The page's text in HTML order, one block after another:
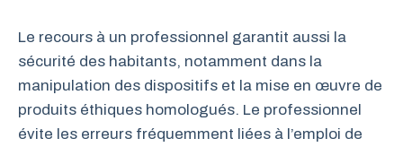
Le recours à un professionnel garantit aussi la
sécurité des habitants, notamment dans la
manipulation des dispositifs et la mise en œuvre de
produits éthiques homologués. Le professionnel
évite les erreurs fréquemment liées à l’emploi de